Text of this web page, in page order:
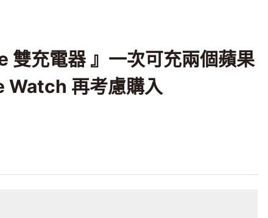
雙充電器 』一次可充兩個蘋果
Watch 再考慮購入